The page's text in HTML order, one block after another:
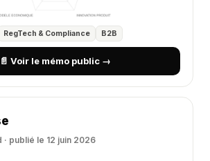
RegTech & Compliance B2B
📄 Voir le mémo public →
· publié le 12 juin 2026